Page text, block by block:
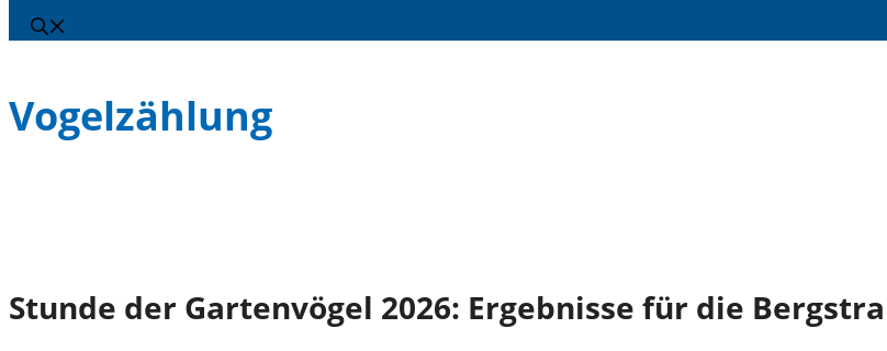
Vogelzählung
Stunde der Gartenvögel 2026: Ergebnisse für die